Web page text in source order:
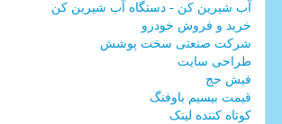
آب شیرین کن - دستگاه آب شیرین کن
خرید و فروش خودرو
شرکت صنعتی سخت پوشش
طراحی سایت
فیش حج
قیمت بیسیم باوفنگ
کوتاه کننده لینک